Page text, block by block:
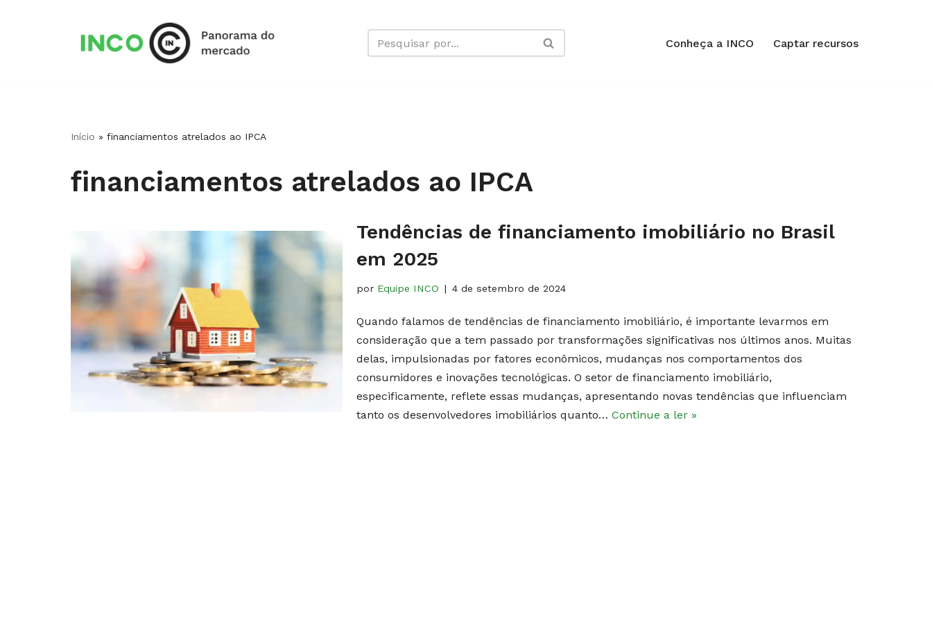
Conheça a INCO Captar recursos
Início » financiamentos atrelados ao IPCA
financiamentos atrelados ao IPCA
Tendências de financiamento imobiliário no Brasil
em 2025
por Equipe INCO 4 de setembro de 2024
Quando falamos de tendências de financiamento imobiliário, é importante levarmos em
consideração que a tem passado por transformações significativas nos últimos anos. Muitas
delas, impulsionadas por fatores econômicos, mudanças nos comportamentos dos
consumidores e inovações tecnológicas. O setor de financiamento imobiliário,
especificamente, reflete essas mudanças, apresentando novas tendências que influenciam
tanto os desenvolvedores imobiliários quanto… Continue a ler »